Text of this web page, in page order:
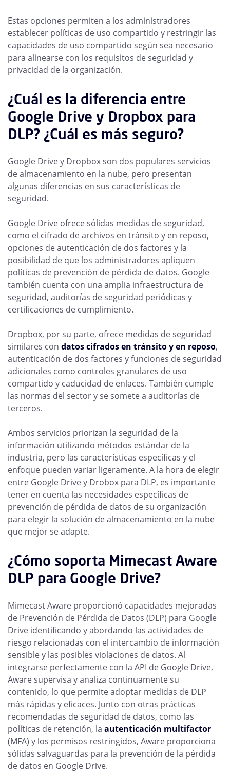
Estas opciones permiten a los administradores
establecer políticas de uso compartido y restringir las
capacidades de uso compartido según sea necesario
para alinearse con los requisitos de seguridad y
privacidad de la organización.
¿Cuál es la diferencia entre
Google Drive y Dropbox para
DLP? ¿Cuál es más seguro?
Google Drive y Dropbox son dos populares servicios
de almacenamiento en la nube, pero presentan
algunas diferencias en sus características de
seguridad.
Google Drive ofrece sólidas medidas de seguridad,
como el cifrado de archivos en tránsito y en reposo,
opciones de autenticación de dos factores y la
posibilidad de que los administradores apliquen
políticas de prevención de pérdida de datos. Google
también cuenta con una amplia infraestructura de
seguridad, auditorías de seguridad periódicas y
certificaciones de cumplimiento.
Dropbox, por su parte, ofrece medidas de seguridad
similares con datos cifrados en tránsito y en reposo,
autenticación de dos factores y funciones de seguridad
adicionales como controles granulares de uso
compartido y caducidad de enlaces. También cumple
las normas del sector y se somete a auditorías de
terceros.
Ambos servicios priorizan la seguridad de la
información utilizando métodos estándar de la
industria, pero las características específicas y el
enfoque pueden variar ligeramente. A la hora de elegir
entre Google Drive y Drobox para DLP, es importante
tener en cuenta las necesidades específicas de
prevención de pérdida de datos de su organización
para elegir la solución de almacenamiento en la nube
que mejor se adapte.
¿Cómo soporta Mimecast Aware
DLP para Google Drive?
Mimecast Aware proporcionó capacidades mejoradas
de Prevención de Pérdida de Datos (DLP) para Google
Drive identificando y abordando las actividades de
riesgo relacionadas con el intercambio de información
sensible y las posibles violaciones de datos. Al
integrarse perfectamente con la API de Google Drive,
Aware supervisa y analiza continuamente su
contenido, lo que permite adoptar medidas de DLP
más rápidas y eficaces. Junto con otras prácticas
recomendadas de seguridad de datos, como las
políticas de retención, la autenticación multifactor
(MFA) y los permisos restringidos, Aware proporciona
sólidas salvaguardas para la prevención de la pérdida
de datos en Google Drive.